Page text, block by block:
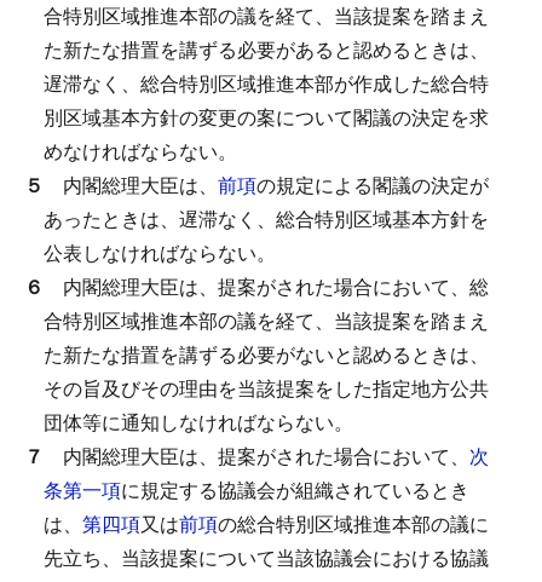
合特別区域推進本部の議を経て、当該提案を踏まえ
た新たな措置を講ずる必要があると認めるときは、
遅滞なく、総合特別区域推進本部が作成した総合特
別区域基本方針の変更の案について閣議の決定を求
めなければならない。
５ 内閣総理大臣は、 前項の規定による閣議の決定が
あったときは、遅滞なく、総合特別区域基本方針を
公表しなければならない。
６ 内閣総理大臣は、提案がされた場合において、総
合特別区域推進本部の議を経て、当該提案を踏まえ
た新たな措置を講ずる必要がないと認めるときは、
その旨及びその理由を当該提案をした指定地方公共
団体等に通知しなければならない。
７ 内閣総理大臣は、提案がされた場合において、 次
条第一項に規定する協議会が組織されているとき
は、 第四項又は前項の総合特別区域推進本部の議に
先立ち、当該提案について当該協議会における協議